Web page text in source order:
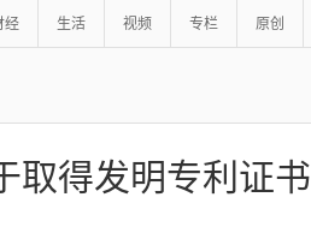
经 生活 视频 专栏 原创
取得发明专利证书